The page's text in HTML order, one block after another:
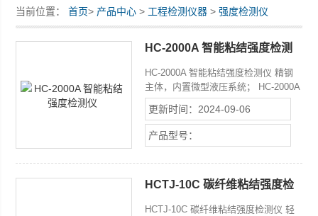
当前位置：首页> 产品中心 > 工程检测仪器 >强度检测仪
HC-2000A 智能粘结强度检测
HC-2000A 智能粘结强度检测仪 精钢
主体，内置微型液压系统； HC-2000A
采用精钢主体，内置微型液压系统；
HC-2000A配有便携式数字压力仪表；
中文设置菜单，数据可记录、查询、删
除操作； 数值10段折线修正，提高仪
强度和力值两种测量模式
更新时间：2024-09-06
产品型号：
HCTJ-10C 碳纤维粘结强度检
HCTJ-10C 碳纤维粘结强度检测仪 轻